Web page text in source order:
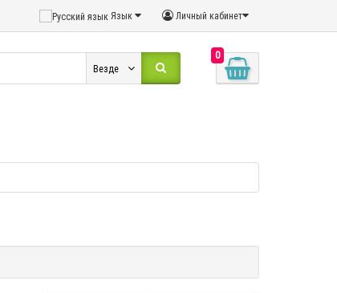
Личный кабинет
Язык
0
Везде